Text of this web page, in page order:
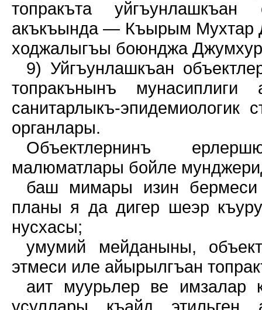
топракъта
акъкъында — Къырым Мухтар
ходжалыгъы боюнджа
9) Уйгъунлашкъан
топракънынъ
санитарлыкъ-
органлары.
Объектлернинъ
малюматлары бойле
баш мимары изин бермеси
планы я да дигер шеэр
нусхасы;
умумий мейданыны,
этмеси иле айырылгъан
аит муурьлер ве имзалар